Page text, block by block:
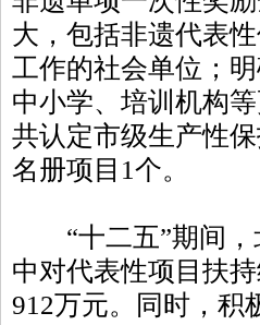
大，包括非遗代表
工作的社会单位；
中小学、培训机构
共认定市级生产性
名册项目1个。
“十二五”期间，
中对代表性项目扶
912万元。同时，积